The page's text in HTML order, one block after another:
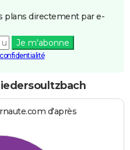
plans directement par e-
Je m'abonne
d'après